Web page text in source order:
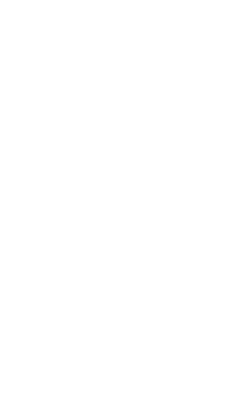
de l'étoile -